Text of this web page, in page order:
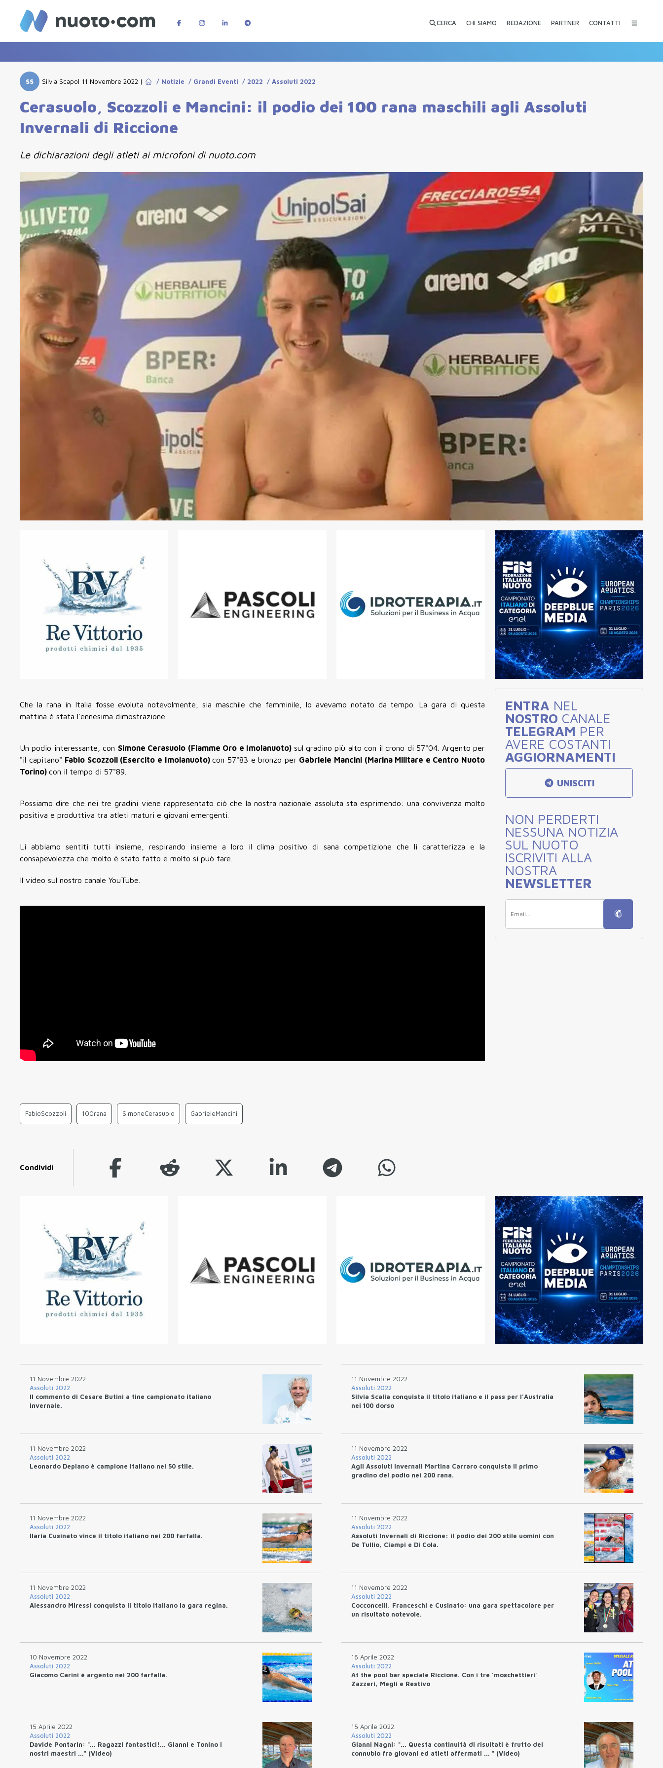
CERCA CHI SIAMO REDAZIONE PARTNER CONTATTI
SS Silvia Scapol 11 Novembre 2022 | / Notizie / Grandi Eventi / 2022 /Assoluti 2022
Cerasuolo, Scozzoli e Mancini: il podio dei 100 rana maschili agli Assoluti
Invernali di Riccione
Le dichiarazioni degli atleti ai microfoni di nuoto.com
Che la rana in Italia fosse evoluta notevolmente, sia maschile che femminile, lo avevamo notato da tempo. La gara di questa
mattina è stata l'ennesima dimostrazione.
Un podio interessante, con Simone Cerasuolo (Fiamme Oro e Imolanuoto) sul gradino più alto con il crono di 57"04. Argento per
"il capitano" Fabio Scozzoli (Esercito e Imolanuoto)con 57"83 e bronzo per Gabriele Mancini (Marina Militare e Centro Nuoto
Torino) con il tempo di 57"89.
Possiamo dire che nei tre gradini viene rappresentato ciò che la nostra nazionale assoluta sta esprimendo: una convivenza molto
positiva e produttiva tra atleti maturi e giovani emergenti.
Li abbiamo sentiti tutti insieme, respirando insieme a loro il clima positivo di sana competizione che li caratterizza e la
consapevolezza che molto è stato fatto e molto si può fare.
Il video sul nostro canale YouTube.
ENTRA NEL
NOSTRO CANALE
TELEGRAM PER
AVERE COSTANTI
AGGIORNAMENTI
UNISCITI
NON PERDERTI
NESSUNA NOTIZIA
SUL NUOTO
ISCRIVITI ALLA
NOSTRA
NEWSLETTER
FabioScozzoli 100rana SimoneCerasuolo GabrieleMancini
Condividi
11 Novembre 2022
Assoluti 2022
Il commento di Cesare Butini a fine campionato italiano
invernale.
11 Novembre 2022
Assoluti 2022
Silvia Scalia conquista il titolo italiano e il pass per l'Australia
nei 100 dorso
11 Novembre 2022
Assoluti 2022
Leonardo Deplano è campione italiano nei 50 stile.
11 Novembre 2022
Assoluti 2022
Agli Assoluti Invernali Martina Carraro conquista il primo
gradino del podio nei 200 rana.
11 Novembre 2022
Assoluti 2022
Ilaria Cusinato vince il titolo italiano nei 200 farfalla.
11 Novembre 2022
Assoluti 2022
Assoluti Invernali di Riccione: il podio dei 200 stile uomini con
De Tullio, Ciampi e Di Cola.
11 Novembre 2022
Assoluti 2022
Alessandro Miressi conquista il titolo italiano la gara regina.
11 Novembre 2022
Assoluti 2022
Cocconcelli, Franceschi e Cusinato: una gara spettacolare per
un risultato notevole.
10 Novembre 2022
Assoluti 2022
Giacomo Carini è argento nei 200 farfalla.
16 Aprile 2022
Assoluti 2022
At the pool bar speciale Riccione. Con i tre 'moschettieri'
Zazzeri, Megli e Restivo
15 Aprile 2022
Assoluti 2022
Davide Pontarin: "... Ragazzi fantastici!... Gianni e Tonino i
nostri maestri ..." (Video)
15 Aprile 2022
Assoluti 2022
Gianni Nagni: "... Questa continuità di risultati è frutto del
connubio fra giovani ed atleti affermati ... " (Video)